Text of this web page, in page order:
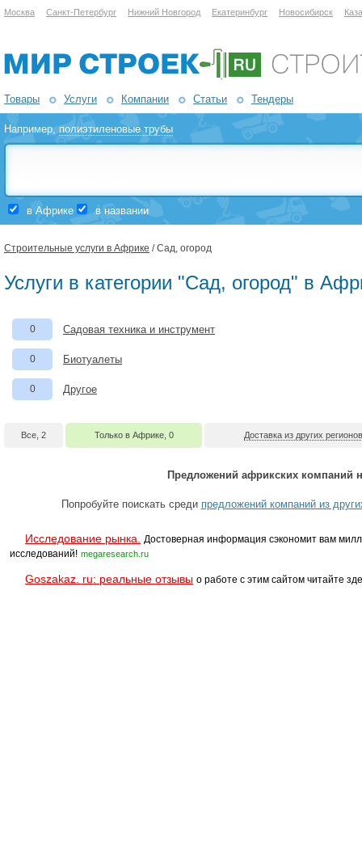
Москва Санкт-Петербург Нижний Новгород Екатеринбург Новосибирск
Товары Услуги Компании Статьи Тендеры
Например,полиэтиленовые трубы
в Африке в названии
Строительные услуги в Африке / Сад, огород
Услуги в категории "Сад, огород" в
0 Садовая техника и инструмент
0 Биотуалеты
0 Другое
Все, 2 Только в Африке, 0 Доставка из других
Предложений африкских компаний
Попробуйте поискать среди предложений компаний из
Исследование рынка.
Достоверная информация сэкономит вам
исследований! megaresearch.ru
Goszakaz. ru: реальные отзывы о работе с этим сайтом читайте